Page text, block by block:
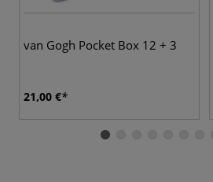
van Gogh Pocket Box 12 + 3
21,00 €